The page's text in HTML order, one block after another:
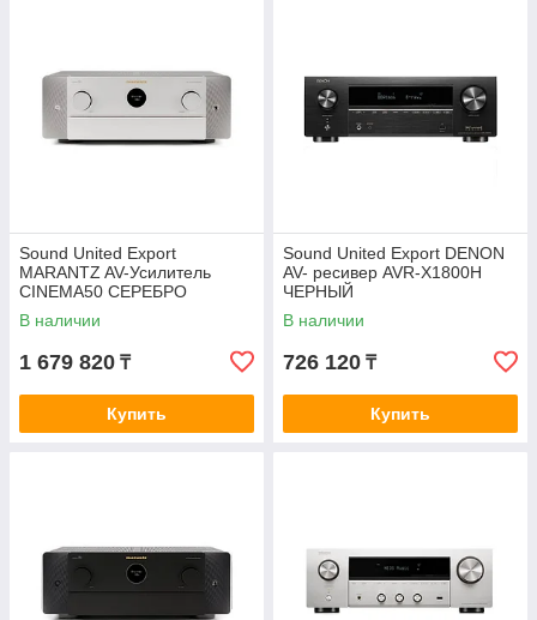
Sound United Export
MARANTZ AV-Усилитель
CINEMA50 СЕРЕБРО
В наличии
1 679 820 ₸
Купить
Sound United Export DENON
AV- ресивер AVR-X1800H
ЧЕРНЫЙ
В наличии
726 120 ₸
Купить